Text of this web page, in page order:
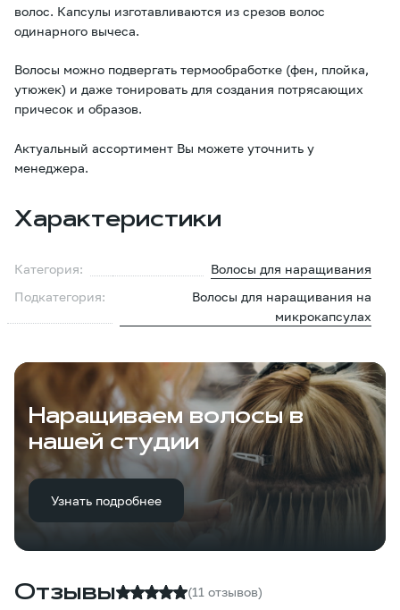
волос. Капсулы изготавливаются из срезов волос
одинарного вычеса.
Волосы можно подвергать термообработке (фен, плойка,
утюжек) и даже тонировать для создания потрясающих
причесок и образов.
Актуальный ассортимент Вы можете уточнить у
менеджера.
Характеристики
Категория:
Волосы для наращивания
Подкатегория:
Волосы для наращивания на
микрокапсулах
Наращиваем волосы в
нашей студии
Узнать подробнее
Отзывы (11 отзывов)